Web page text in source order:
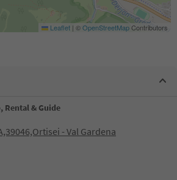
Leaflet | ©OpenStreetMapContributors
Rental & Guide
- Val Gardena